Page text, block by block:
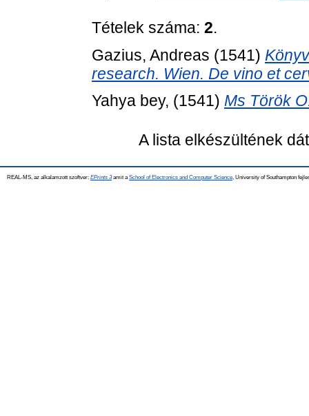
Tételek száma: 2.
Gazius, Andreas (1541)
research. Wien. De vino et
Yahya bey, (1541) Ms Török
A lista elkészültének
REAL-MS, az alkalamzott szoftver: EPrints 3amit a School of Electronics and Computer Science , University of Southampton